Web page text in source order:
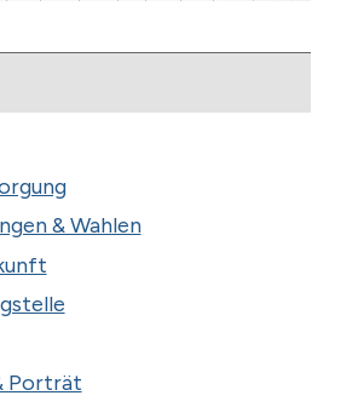
& Wahlen
Porträt